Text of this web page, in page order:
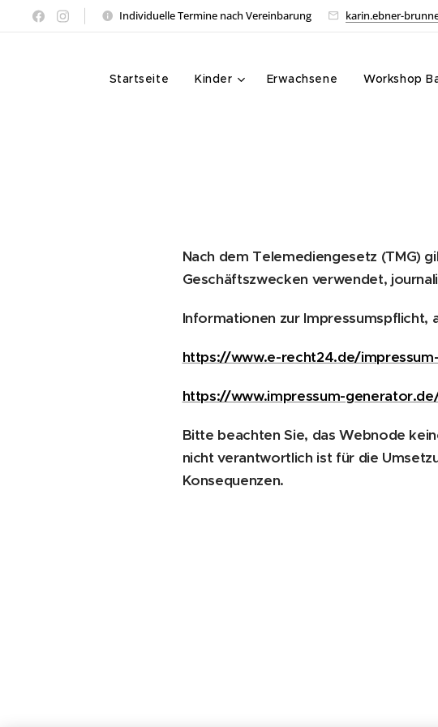
Individuelle Termine nach Vereinbarung karin.ebner-
Startseite Kinder Erwachsene Workshop
Nach dem Telemediengesetz (TMG)
Geschäftszwecken verwendet,
Informationen zur Impressumspflicht,
https://www.e-recht24.de/
https://www.impressum-
Bitte beachten Sie, das Webnode
nicht verantwortlich ist für die
Konsequenzen.